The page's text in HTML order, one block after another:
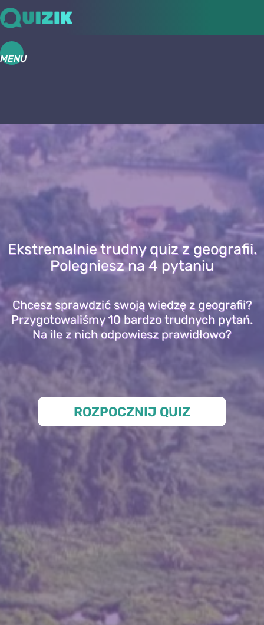
MENU
Ekstremalnie trudny quiz z geografii.
Polegniesz na 4 pytaniu
Chcesz sprawdzić swoją wiedzę z geografii?
Przygotowaliśmy 10 bardzo trudnych pytań.
Na ile z nich odpowiesz prawidłowo?
ROZPOCZNIJ QUIZ